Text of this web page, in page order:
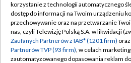
TVP
Abonament TVP
Emisja w TVP
Centrum informacji TVP
Regulamin
Polityka
Moje
korzystanie z technologii automatycznego
dostęp do informacji na Twoim urządzeniu
przechowywanie oraz na przetwarzanie
nas, czyli Telewizję Polską S.A. w likwidacji
Zaufanych Partnerów z IAB* (1201 firm)
Partnerów TVP (93 firm), w celach
zautomatyzowanego dopasowania reklam